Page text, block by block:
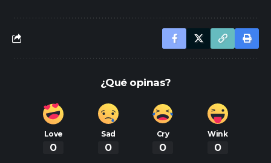
¿Qué opinas?
Love
0
Sad
0
Cry
0
Wink
0